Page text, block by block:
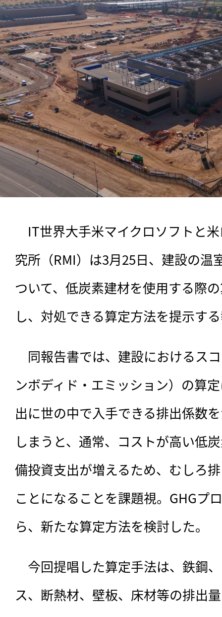
IT世界大手米マイクロソフトと
究所（RMI）は3月25日、建設の温
ついて、低炭素建材を使用する際
し、対処できる算定方法を提示す
同報告書では、 建設におけるス
ンボディド・エミッション）の算
出に世の中で入手できる排出係数
しまうと、通常、コストが高い低
備投資支出が増えるため、むしろ
ことになることを課題視。GHGプ
ら、新たな算定方法を検討した。
今回提唱した算定手法は、鉄鋼
ス、断熱材、壁板、床材等の排出